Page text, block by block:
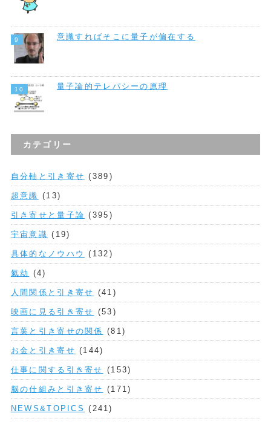
意識すればそこに量子が偏在する
量子論的テレパシーの原理
カテゴリー
自分軸と引き寄せ (389)
超意識 (13)
引き寄せと量子論 (395)
宇宙意識 (19)
具体的なノウハウ (132)
氣劫 (4)
人間関係と引き寄せ (41)
映画に見る引き寄せ (53)
言葉と引き寄せの関係 (81)
お金と引き寄せ (144)
仕事に関する引き寄せ (153)
脳の仕組みと引き寄せ (171)
NEWS&TOPICS (241)